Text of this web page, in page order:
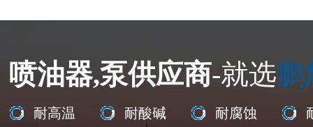
喷油器,泵供应商-就选鹏
耐高温 耐酸碱 耐腐蚀